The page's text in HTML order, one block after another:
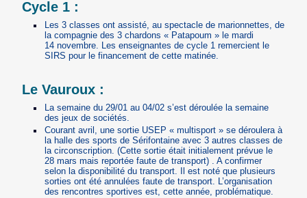
Cycle 1 :
Les 3 classes ont assisté, au spectacle de marionnettes, de
la compagnie des 3 chardons « Patapoum » le mardi
14 novembre. Les enseignantes de cycle 1 remercient le
SIRS pour le financement de cette matinée.
Le Vauroux :
La semaine du 29/01 au 04/02 s’est déroulée la semaine
des jeux de sociétés.
Courant avril, une sortie USEP « multisport » se déroulera à
la halle des sports de Sérifontaine avec 3 autres classes de
la circonscription. (Cette sortie était initialement prévue le
28 mars mais reportée faute de transport) . A confirmer
selon la disponibilité du transport. Il est noté que plusieurs
sorties ont été annulées faute de transport. L’organisation
des rencontres sportives est, cette année, problématique.